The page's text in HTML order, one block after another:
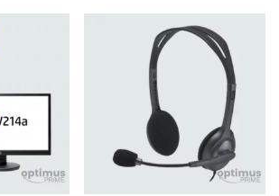
était :
15000 CFA.
est :
11900 CFA.